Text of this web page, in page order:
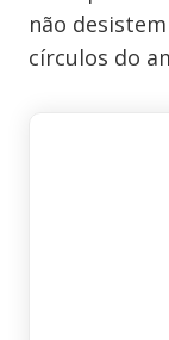
não
círculos do